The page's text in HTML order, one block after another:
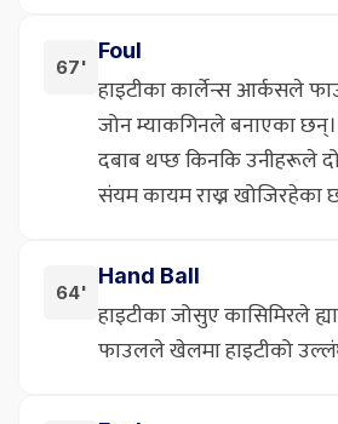
67'
Foul
हाइटीका कार्लेन्स आर्कसले
जोन म्याकगिनले बनाएका
दबाब थप्छ किनकि उनीहरूले
संयम कायम राख्न खोजिरहेका
64'
Hand Ball
हाइटीका जोसुए कासिमिरले
फाउलले खेलमा हाइटीको